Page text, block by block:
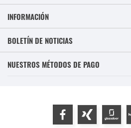
INFORMACIÓN
BOLETÍN DE NOTICIAS
NUESTROS MÉTODOS DE PAGO